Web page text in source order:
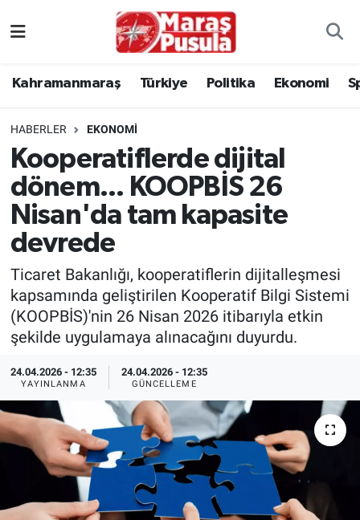
Kahramanmaraş Türkiye Politika Ekonomi
HABERLER EKONOMI
Kooperatiflerde dijital
dönem... KOOPBİS 26
Nisan'da tam kapasite
devrede
Ticaret Bakanlığı, kooperatiflerin dijitalleşmesi
kapsamında geliştirilen Kooperatif Bilgi Sistemi
(KOOPBİS)'nin 26 Nisan 2026 itibarıyla etkin
şekilde uygulamaya alınacağını duyurdu.
24.04.2026 - 12:35
YAYINLANMA
24.04.2026 - 12:35
GÜNCELLEME
Politika
Ekonomi
Spor
Kültür Sanat
Sağlık
TEKNOLOJİ
Dünya
İlçeler
MAGAZİN
İstanbul Namaz Vakitleri
İstanbul Trafik Yoğunluk Haritası
Süper Lig Puan Durumu ve Fikstür
Tüm Manşetler
Son Dakika Haberleri
Haber Arşivi